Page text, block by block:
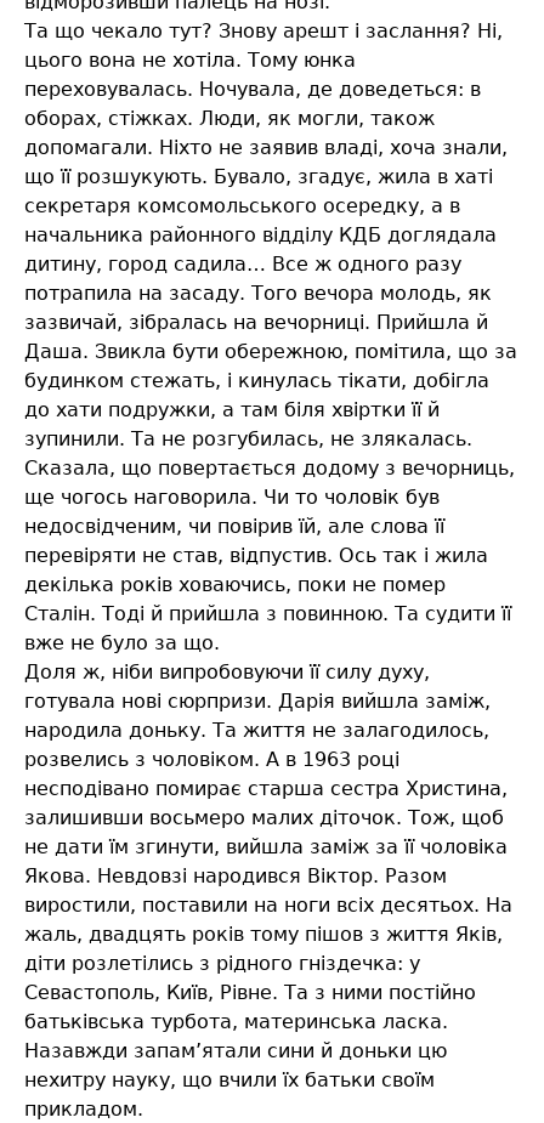
Та що чекало тут? Знову арешт і заслання? Ні,
цього вона не хотіла. Тому юнка
переховувалась. Ночувала, де доведеться: в
оборах, стіжках. Люди, як могли, також
допомагали. Ніхто не заявив владі, хоча знали,
що її розшукують. Бувало, згадує, жила в хаті
секретаря комсомольського осередку, а в
начальника районного відділу КДБ доглядала
дитину, город садила… Все ж одного разу
потрапила на засаду. Того вечора молодь, як
зазвичай, зібралась на вечорниці. Прийшла й
Даша. Звикла бути обережною, помітила, що за
будинком стежать, і кинулась тікати, добігла
до хати подружки, а там біля хвіртки її й
зупинили. Та не розгубилась, не злякалась.
Сказала, що повертається додому з вечорниць,
ще чогось наговорила. Чи то чоловік був
недосвідченим, чи повірив їй, але слова її
перевіряти не став, відпустив. Ось так і жила
декілька років ховаючись, поки не помер
Сталін. Тоді й прийшла з повинною. Та судити її
вже не було за що.
Доля ж, ніби випробовуючи її силу духу,
готувала нові сюрпризи. Дарія вийшла заміж,
народила доньку. Та життя не залагодилось,
розвелись з чоловіком. А в 1963 році
несподівано помирає старша сестра Христина,
залишивши восьмеро малих діточок. Тож, щоб
не дати їм згинути, вийшла заміж за її чоловіка
Якова. Невдовзі народився Віктор. Разом
виростили, поставили на ноги всіх десятьох. На
жаль, двадцять років тому пішов з життя Яків,
діти розлетілись з рідного гніздечка: у
Севастополь, Київ, Рівне. Та з ними постійно
батьківська турбота, материнська ласка.
Назавжди запам’ятали сини й доньки цю
нехитру науку, що вчили їх батьки своїм
прикладом.